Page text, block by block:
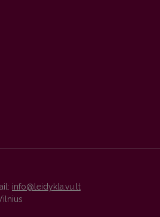
info@leidykla.vu.lt